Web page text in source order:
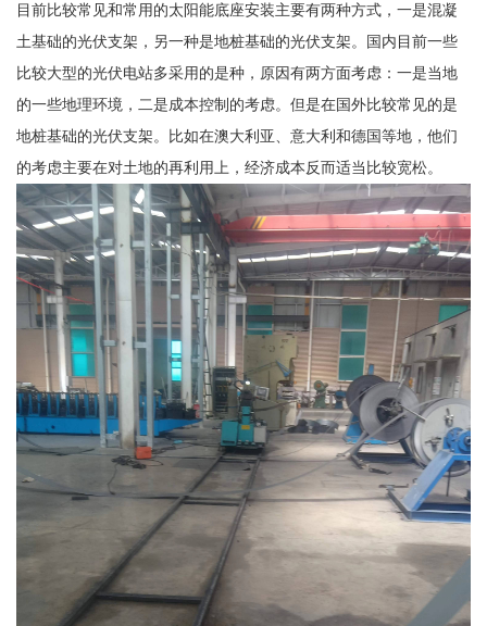
目前比较常见和常用的太阳能底座安装主要有两种方式，一是混凝
土基础的光伏支架，另一种是地桩基础的光伏支架。国内目前一些
比较大型的光伏电站多采用的是种，原因有两方面考虑：一是当地
的一些地理环境，二是成本控制的考虑。但是在国外比较常见的是
地桩基础的光伏支架。比如在澳大利亚、意大利和德国等地，他们
的考虑主要在对土地的再利用上，经济成本反而适当比较宽松。